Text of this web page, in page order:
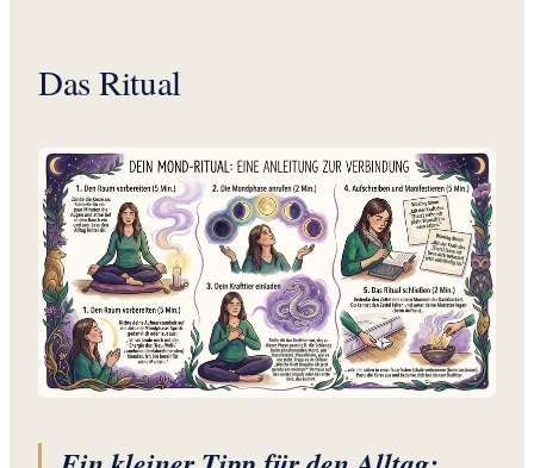
Das Ritual